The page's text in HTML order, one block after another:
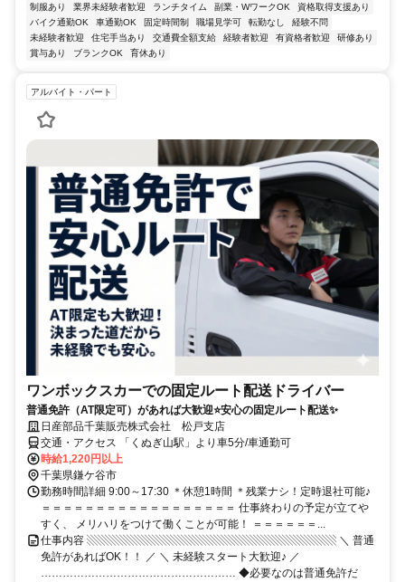
制服あり 業界未経験者歓迎 ランチタイム 副業・WワークOK
資格取得支援あり
バイク通勤OK
車通勤OK 固定時間制 職場見学可 転勤なし
経験不問
未経験者歓迎
住宅手当あり 交通費全額支給 経験者歓迎 有資格者歓迎
研修あり
賞与あり
ブランクOK 育休あり
アルバイト・パート
ワンボックスカーでの固定ルート配送ドライバー
普通免許（AT限定可）があれば大歓迎⭐安心の固定ルート配送✨
日産部品千葉販売株式会社 松戸支店
交通・アクセス 「くぬぎ山駅」より車5分/車通勤可
時給1,220円以上
千葉県鎌ケ谷市
勤務時間詳細 9:00～17:30 ＊休憩1時間 ＊残業ナシ！定時退社可能♪
＝＝＝＝＝＝＝＝＝＝＝＝＝＝＝＝＝＝ 仕事終わりの予定が立てや
すく、 メリハリをつけて働くことが可能！ ＝＝＝＝＝＝...
仕事内容 ▧▧▧▧▧▧▧▧▧▧▧▧▧▧▧▧▧▧▧▧▧▧▧ ＼ 普通
免許があればOK！！ ／ ＼ 未経験スタート大歓迎♪ ／
……………………………………………… ◆必要なのは普通免許だ